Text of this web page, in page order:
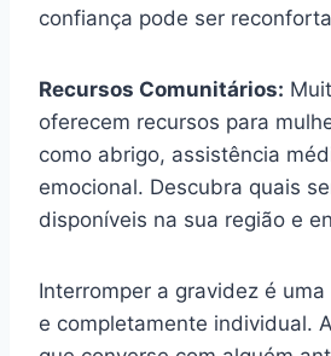
confiança pode ser
Recursos Comunitários:
oferecem recursos para
como abrigo, assistência
emocional. Descubra quais
disponíveis na sua região e
Interromper a gravidez é
e completamente individual.